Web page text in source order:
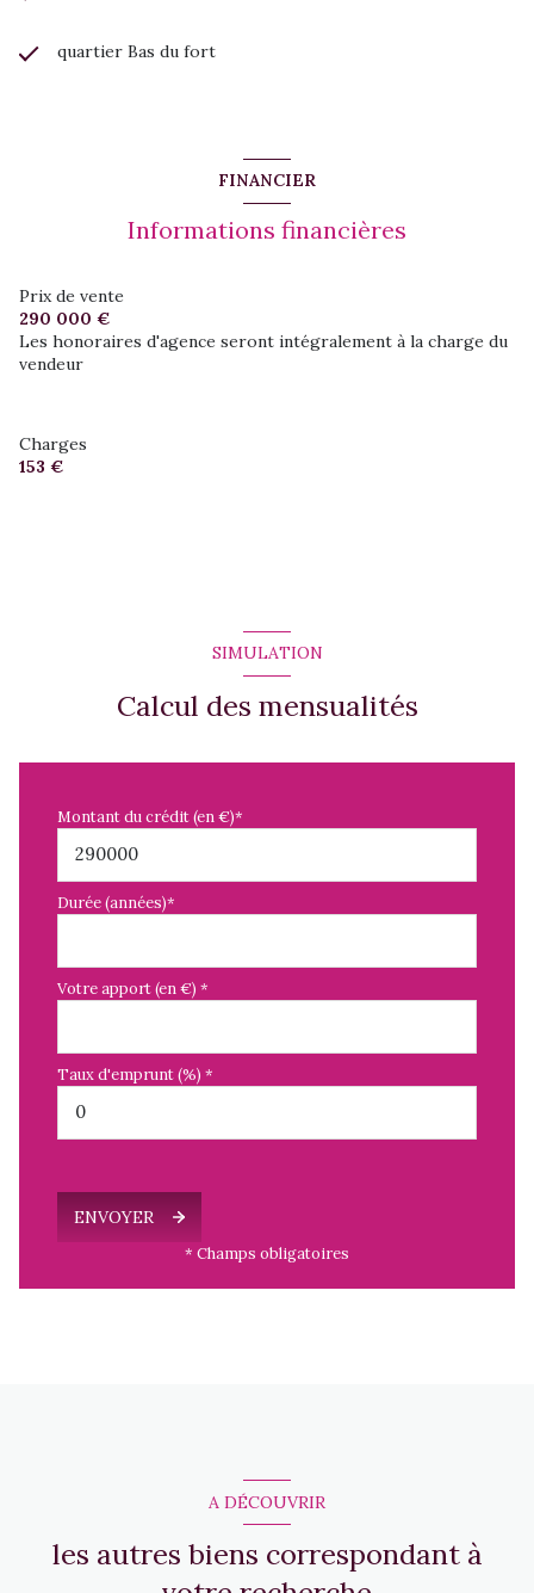
quartier Bas du fort
FINANCIER
Informations financières
Prix de vente
290 000 €
Les honoraires d'agence seront intégralement à la charge du
vendeur
Charges
153 €
SIMULATION
Calcul des mensualités
Montant du crédit (en €)*
Durée (années)*
Votre apport (en €) *
Taux d'emprunt (%) *
ENVOYER
* Champs obligatoires
A DÉCOUVRIR
les autres biens correspondant à